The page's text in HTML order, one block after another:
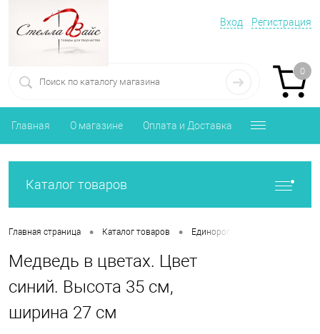
Вход Регистрация
0
Главная О магазине Оплата и Доставка
Каталог товаров
Главная страница • Каталог товаров • Единороги, Медведи из цветов.
Медведь в цветах. Цвет
синий. Высота 35 см,
ширина 27 см